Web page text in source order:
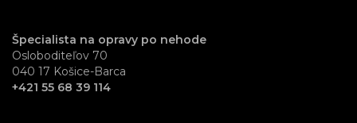
Špecialista na opravy po nehode
Osloboditeľov 70
040 17 Košice-Barca
+421 55 68 39 114